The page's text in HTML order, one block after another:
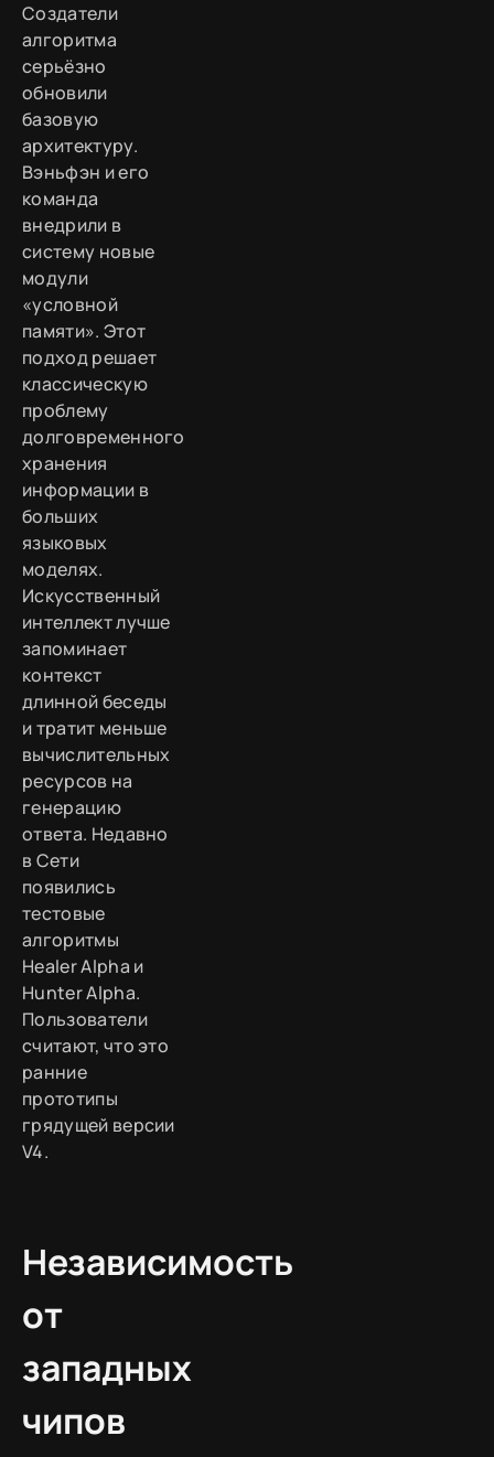
Создатели
алгоритма
серьёзно
обновили
базовую
архитектуру.
Вэньфэн и его
команда
внедрили в
систему новые
модули
«условной
памяти». Этот
подход решает
классическую
проблему
долговременного
хранения
информации в
больших
языковых
моделях.
Искусственный
интеллект лучше
запоминает
контекст
длинной беседы
и тратит меньше
вычислительных
ресурсов на
генерацию
ответа. Недавно
в Сети
появились
тестовые
алгоритмы
Healer Alpha и
Hunter Alpha.
Пользователи
считают, что это
ранние
прототипы
грядущей версии
V4.
Независимость
от
западных
чипов